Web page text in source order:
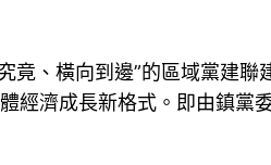
竟、橫向到邊”的區域黨建
經濟成長新格式。即由鎮黨